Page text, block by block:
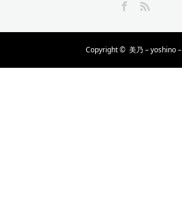
Copyright © 美乃 – yoshino –